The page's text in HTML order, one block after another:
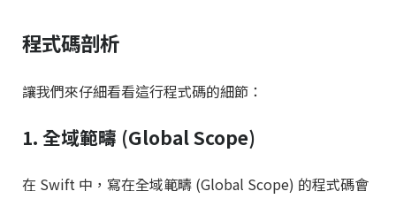
程式碼剖析
讓我們來仔細看看這行程式碼的細節：
1. 全域範疇 (Global Scope)
在 Swift 中，寫在全域範疇 (Global Scope) 的程式碼會